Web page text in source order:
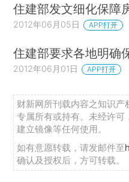
住建部发文细化保障
2012年06月05日 APP打开
住建部要求各地明确
2012年06月01日 APP打开
财新网所刊载内容之知识产
专属所有或持有。未经许可
建立镜像等任何使用。
如有意愿转载，请发邮件至
确认及授权后，方可转载。